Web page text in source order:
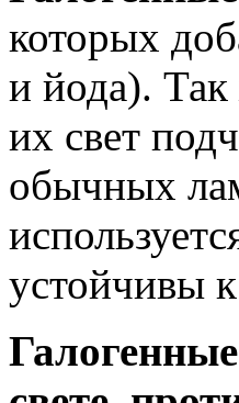
которых
и йода).
их свет
обычных
устойчивы